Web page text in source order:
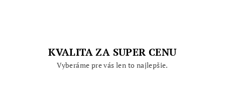
KVALITA ZA SUPER CENU
Vyberáme pre vás len to najlepšie.